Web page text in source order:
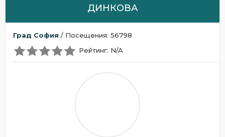
ДИНКОВА
Град София / Посещения: 56798
Рейтинг: N/A